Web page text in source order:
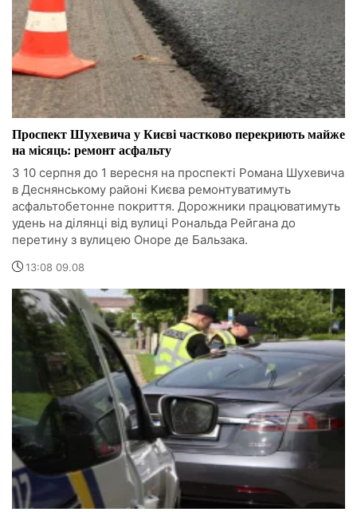
Проспект Шухевича у Києві частково перекриють майже
на місяць: ремонт асфальту
З 10 серпня до 1 вересня на проспекті Романа Шухевича
в Деснянському районі Києва ремонтуватимуть
асфальтобетонне покриття. Дорожники працюватимуть
удень на ділянці від вулиці Рональда Рейгана до
перетину з вулицею Оноре де Бальзака.
13:08 09.08